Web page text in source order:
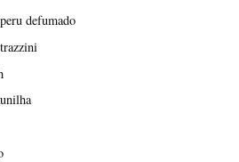
defumado